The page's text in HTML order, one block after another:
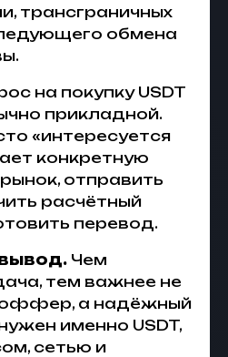
трансграничных
обмена
на покупку USDT
прикладной.
«интересуется
конкретную
отправить
расчётный
перевод.
Чем
тем важнее не
оффер, а надёжный
именно USDT,
сетью и